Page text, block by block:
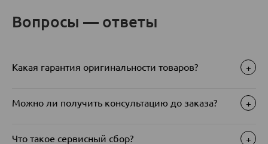
Вопросы — ответы
Какая гарантия оригинальности товаров? +
Можно ли получить консультацию до заказа? +
Что такое сервисный сбор? +